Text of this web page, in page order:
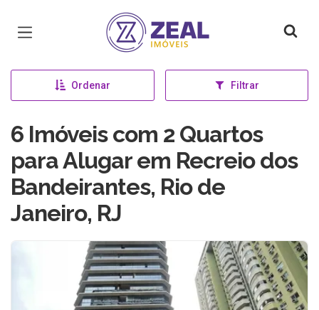
Página inicial
Ordenar Filtrar
6 Imóveis com 2 Quartos
para Alugar em Recreio dos
Bandeirantes, Rio de
Janeiro, RJ